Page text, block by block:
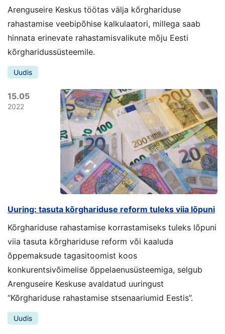
Arenguseire Keskus töötas välja kõrghariduse
rahastamise veebipõhise kalkulaatori, millega saab
hinnata erinevate rahastamisvalikute mõju Eesti
kõrgharidussüsteemile.
Uudis
15.05
2022
Uuring: tasuta kõrghariduse reform tuleks viia lõpuni
Kõrghariduse rahastamise korrastamiseks tuleks lõpuni
viia tasuta kõrghariduse reform või kaaluda
õppemaksude tagasitoomist koos
konkurentsivõimelise õppelaenu­süsteemiga, selgub
Arenguseire Keskuse avaldatud uuringust
“Kõrghariduse rahastamise stsenaariumid Eestis”.
Uudis